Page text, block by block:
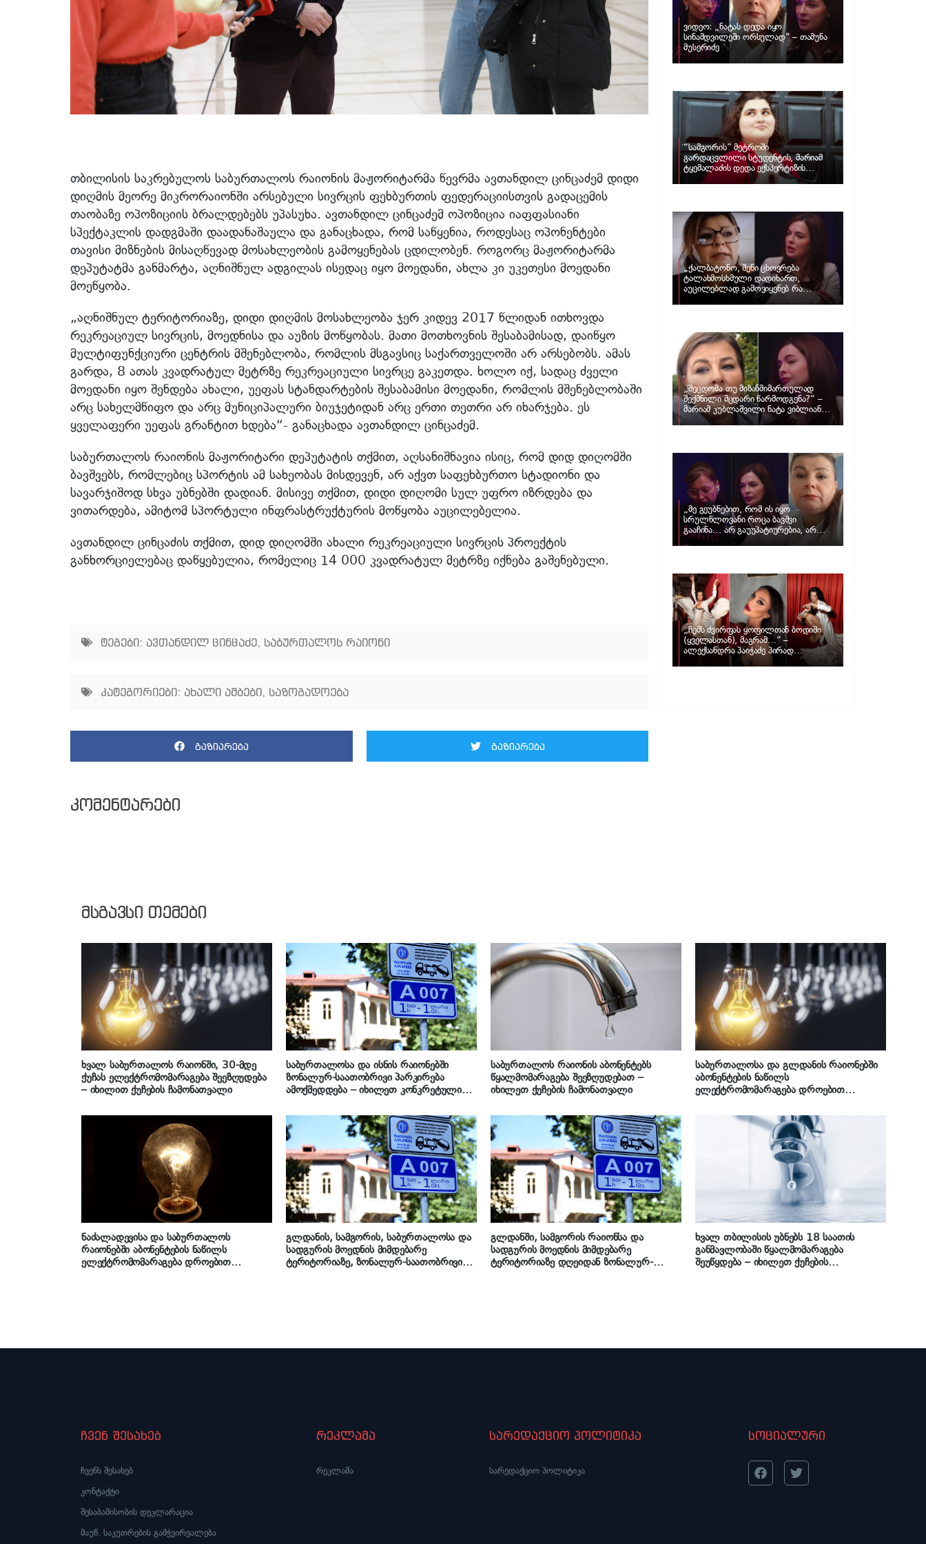
თბილისის საკრებულოს საბურთალოს რაიონის მაჟორიტარმა წევრმა ავთანდილ ცინცაძემ დიდი
დიღმის მეორე მიკრორაიონში არსებული სივრცის ფეხბურთის ფედერაციისთვის გადაცემის
თაობაზე ოპოზიციის ბრალდებებს უპასუხა. ავთანდილ ცინცაძემ ოპოზიცია იაფფასიანი
სპექტაკლის დადგმაში დაადანაშაულა და განაცხადა, რომ საწყენია, როდესაც ოპონენტები
თავისი მიზნების მისაღწევად მოსახლეობის გამოყენებას ცდილობენ. როგორც მაჟორიტარმა
დეპუტატმა განმარტა, აღნიშნულ ადგილას ისედაც იყო მოედანი, ახლა კი უკეთესი მოედანი
მოეწყობა.
„აღნიშნულ ტერიტორიაზე, დიდი დიღმის მოსახლეობა ჯერ კიდევ 2017 წლიდან ითხოვდა
რეკრეაციულ სივრცის, მოედნისა და აუზის მოწყობას. მათი მოთხოვნის შესაბამისად, დაიწყო
მულტიფუნქციური ცენტრის მშენებლობა, რომლის მსგავსიც საქართველოში არ არსებობს. ამას
გარდა, 8 ათას კვადრატულ მეტრზე რეკრეაციული სივრცე გაკეთდა. ხოლო იქ, სადაც ძველი
მოედანი იყო შენდება ახალი, უეფას სტანდარტების შესაბამისი მოედანი, რომლის მშენებლობაში
არც სახელმწიფო და არც მუნიციპალური ბიუჯეტიდან არც ერთი თეთრი არ იხარჯება. ეს
ყველაფერი უეფას გრანტით ხდება“- განაცხადა ავთანდილ ცინცაძემ.
საბურთალოს რაიონის მაჟორიტარი დეპუტატის თქმით, აღსანიშნავია ისიც, რომ დიდ დიღომში
ბავშვებს, რომლებიც სპორტის ამ სახეობას მისდევენ, არ აქვთ საფეხბურთო სტადიონი და
სავარჯიშოდ სხვა უბნებში დადიან. მისივე თქმით, დიდი დიღომი სულ უფრო იზრდება და
ვითარდება, ამიტომ სპორტული ინფრასტრუქტურის მოწყობა აუცილებელია.
ავთანდილ ცინცაძის თქმით, დიდ დიღომში ახალი რეკრეაციული სივრცის პროექტის
განხორციელებაც დაწყებულია, რომელიც 14 000 კვადრატულ მეტრზე იქნება გაშენებული.
ტეგები: ავთანდილ ცინცაძე, საბურთალოს რაიონი
კატეგორიები: ახალი ამბები, საზოგადოება
გაზიარება გაზიარება
კომენტარები
ვიდეო: „ნატას დედა იყო
სინამდვილეში ორსულად“ – თამუნა
მუსერიძე
“სამგორის” მეტროში
გარდაცვლილი სტუდენტის, მარიამ
ტყემალაძის დედა ექსპერტიზის
პასუხს აქვეყნებს – რა გახდა გოგონას
„ქალბატონო, შენი ცხოვრება
ტალახმოსხმული დადიხართ,
აუცილებლად გამოვიყენებ რა
ინფორმაციაც მაქვს“… – რა
„შეცდომა თუ მიზანმიმართულად
შექმნილი მცდარი წარმოდგენა?“ –
მარიამ კუბლაშვილი ნატა ვიბლიანის
საქმეზე ვიდეომიმართვას ავრცელებს
„მე გეუბნებით, რომ ის იყო
სრულწლოვანი როცა ბავშვი
გააჩინა… არ გაუუპატიურებია, არ
უძალადია და მსგავსი რამ არ
ვიბლიანის საქმეზე
„ჩემს ძვირფას ყოფილთან ბოდიში
(ყველასთან), მაგრამ…“ –
ალექსანდრა პაიჭაძე პირად
მსგავსი თემები
ხვალ საბურთალოს რაიონში, 30-მდე
ქუჩას ელექტრომომარაგება შეეზღუდება
– იხილით ქუჩების ჩამონათვალი
საბურთალოსა და ისნის რაიონებში
ზონალურ-საათობრივი პარკირება
ამოქმედდება – იხილეთ კონკრეტული
საბურთალოს რაიონის აბონენტებს
წყალმომარაგება შეეზღუდებათ –
იხილეთ ქუჩების ჩამონათვალი
საბურთალოსა და გლდანის რაიონებში
აბონენტების ნაწილს
ელექტრომომარაგება დროებით
ნაძალადევისა და საბურთალოს
რაიონებში აბონენტების ნაწილს
ელექტრომომარაგება დროებით
გლდანის, სამგორის, საბურთალოსა და
სადგურის მოედნის მიმდებარე
ტერიტორიაზე, ზონალურ-საათობრივი
გლდანში, სამგორის რაიონსა და
სადგურის მოედნის მიმდებარე
ტერიტორიაზე დღეიდან ზონალურ-
ხვალ თბილისის უბნებს 18 საათის
განმავლობაში წყალმომარაგება
შეუწყდება – იხილეთ ქუჩების
ჩვენ შესახებ
ჩვენს შესახებ
კონტაქტი
შესაბამისობის დეკლარაცია
მაუწ. საკუთრების გამჭვირვალება
რეკლამა
რეკლამა
სარედაქციო პოლიტიკა
სარედაქციო პოლიტიკა
სოციალური